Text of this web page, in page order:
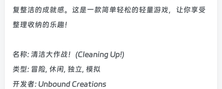
复整洁的成就感。这是一款简单轻松的轻量游戏，让你享受
整理收纳的乐趣！
名称: 清洁大作战！(Cleaning Up!)
类型: 冒险, 休闲, 独立, 模拟
开发者: Unbound Creations